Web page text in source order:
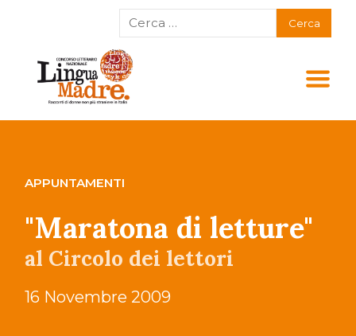
APPUNTAMENTI
"Maratona di letture"
al Circolo dei lettori
16 Novembre 2009